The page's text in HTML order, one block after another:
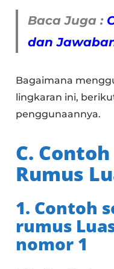
Baca Juga :
dan
Bagaimana
lingkaran ini,
penggunaannya.
C.
Rumus
1. Contoh
rumus
nomor 1